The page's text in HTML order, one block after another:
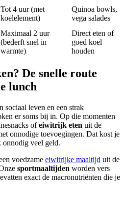
Tot 4 uur (met
koelelement)
Quinoa bowls,
vega salades
Maximaal 2 uur
(bederft snel in
warmte)
Direct eten of
goed koel
houden
De snelle route
lunch
sociaal leven en een strak
er soms bij in. Op die momenten
ofeiwitrijk eten uit de
onnodige toevoegingen. Dat kost je
onnodig veel geld.
voedzame eiwitrijke maaltijd uit de
sportmaaltijden worden vers
exact de macronutriënten die je